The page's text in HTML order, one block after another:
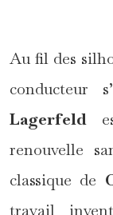
Au fil des
conducteur
Lagerfeld
renouvelle
classique de
travail